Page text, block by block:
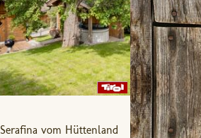
Serafina vom Hüttenland